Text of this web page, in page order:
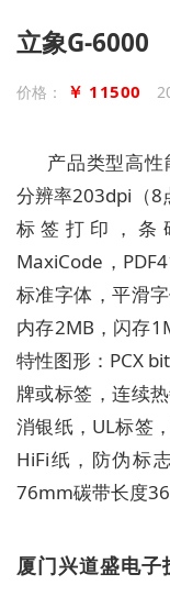
立象G-6000
价格： ￥ 11500
产品类型高
分辨率203dpi（
标签打印，条
MaxiCode，
标准字体，平滑
内存2MB，闪存
特性图形：PCX
牌或标签，连续
消银纸，UL标签
HiFi纸，防伪标
76mm碳带长度
厦门兴道盛电子